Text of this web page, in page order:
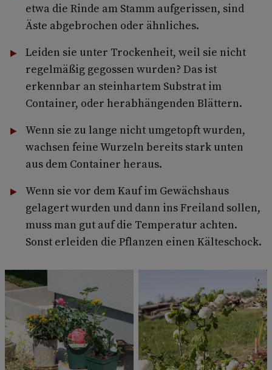
etwa die Rinde am Stamm aufgerissen, sind
Äste abgebrochen oder ähnliches.
Leiden sie unter Trockenheit, weil sie nicht
regelmäßig gegossen wurden? Das ist
erkennbar an steinhartem Substrat im
Container, oder herabhängenden Blättern.
Wenn sie zu lange nicht umgetopft wurden,
wachsen feine Wurzeln bereits stark unten
aus dem Container heraus.
Wenn sie vor dem Kauf im Gewächshaus
gelagert wurden und dann ins Freiland sollen,
muss man gut auf die Temperatur achten.
Sonst erleiden die Pflanzen einen Kälteschock.